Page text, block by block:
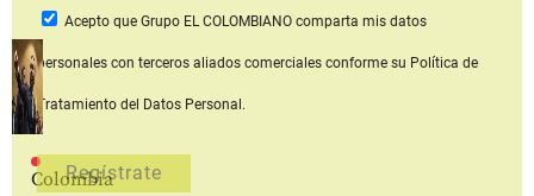
Colombia
Acepto que Grupo EL COLOMBIANOcomparta mis datos
personales con terceros aliados comerciales conforme su Política de
Tratamiento del Datos Personal.